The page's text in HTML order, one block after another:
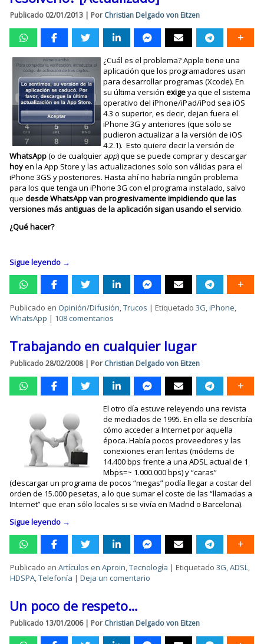
Publicado 02/01/2013 | Por Christian Delgado von Eitzen
¿Cuál es el problema? Apple tiene una
aplicación que los programadores usan
para desarrollar programas (Xcode). En
su última versión exigeya que el sistema
operativo del iPhone/iPad/iPod sea iOS
4.3 o superior, es decir, dejan fuera el
iPhone 3G y anteriores (que solo se
pudieron actualizar a la versión de iOS
4.2.1). Esto quiere decir la versión de
WhatsApp(o de cualquier app) que se puede comprar y descargar
hoyen la App Store y las actualizaciones solo son válidas para el
iPhone 3GS y posteriores. Hasta ahí no habría ningún problema
para los que tenga un iPhone 3G con el programa instalado, salvo
quedesde WhatsApp van progresivamente impidiendo que las
versiones más antiguas de la aplicación sigan usando el servicio.
¿Qué hacer?
Sigue leyendo →
Publicado en Opinión/Difusión,Trucos |Etiquetado 3G,iPhone,
WhatsApp | 108 comentarios
Trabajando en cualquier lugar
Publicado 28/02/2008| Por Christian Delgado von Eitzen
El otro día estuve releyendo una revista
de mediados de 1995. En ella se describía
cómo acceder a Internet por aquella
época. Había pocos proveedores y las
conexiones eran lentas (módems de
14.400 bps frente a una ADSL actual de 1
Mbps=~ 1.000.000 bps) y “caras”
(descargar un programa de pocos “megas” podía llegar a costar del
orden de 15.000 pesetas, a lo que sumar el coste de las “llamadas a
Internet” que eran sólo locales si se vivía en Madrid o Barcelona).
Sigue leyendo →
Publicado en Artículos en Aproin,Tecnología |Etiquetado 3G,ADSL,
HDSPA,Telefonía |Deja un comentario
Un poco de respeto…
Publicado 13/01/2006| Por Christian Delgado von Eitzen